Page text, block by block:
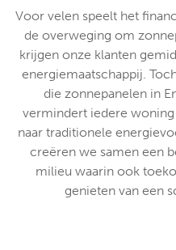
Voor velen speelt het
de overweging om
krijgen onze klanten
energiemaatschappij.
die zonnepanelen in
vermindert iedere
naar traditionele
creëren we samen een
milieu waarin ook
genieten van een